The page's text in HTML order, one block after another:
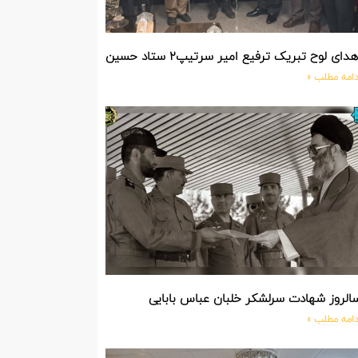
لوح تبریک ترفیع امیر سرتیپ۲ ستاد حسین صادق زاده فرمانده تیپ ۲۵ واکنش سریع شهید آبگون نزاجا مستقر در تبریز
مطلب »
شهادت سرلشکر خلبان عباس بابایی
مطلب »